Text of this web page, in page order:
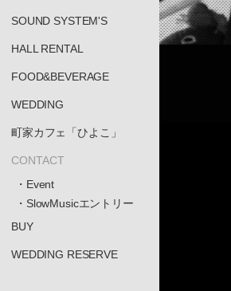
SOUND SYSTEM'S
HALL RENTAL
FOOD&BEVERAGE
WEDDING
町家カフェ「ひよこ」
CONTACT
・Event
・SlowMusicエントリー
BUY
WEDDING RESERVE